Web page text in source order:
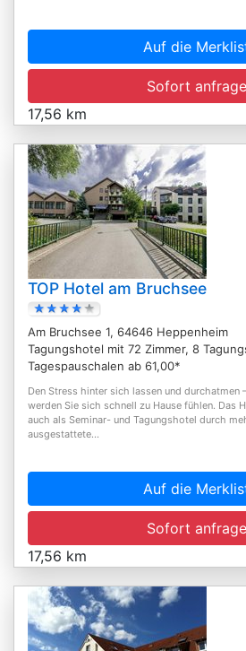
Auf die
Sofort
17,56 km
TOP Hotel am Bruchsee
Am Bruchsee 1, 64646 Heppenheim
Tagungshotel mit 72 Zimmer, 8
Tagespauschalen ab 61,00*
Den Stress hinter sich lassen und durchatmen
werden Sie sich schnell zu Hause fühlen. Das
auch als Seminar- und Tagungshotel durch
ausgestattete...
Auf die
Sofort
17,56 km